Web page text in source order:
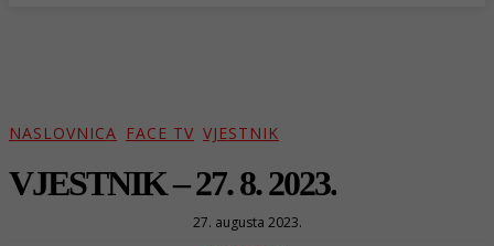
NASLOVNICA FACE TV VJESTNIK
VJESTNIK – 27. 8. 2023.
27. augusta 2023.